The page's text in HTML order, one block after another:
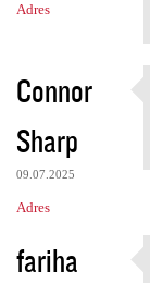
Adres
Connor
Sharp
09.07.2025
Adres
fariha